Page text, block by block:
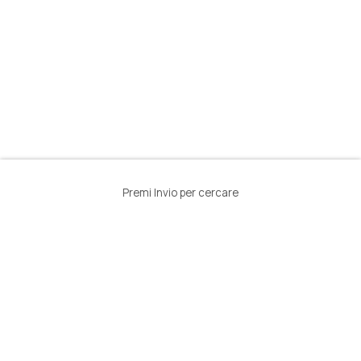
Premi Invio per cercare